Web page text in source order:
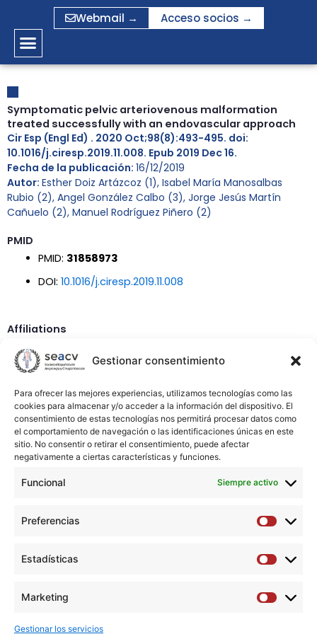
Gestionar consentimiento
Para ofrecer las mejores experiencias, utilizamos tecnologías como las
cookies para almacenar y/o acceder a la información del dispositivo. El
consentimiento de estas tecnologías nos permitirá procesar datos como
el comportamiento de navegación o las identificaciones únicas en este
sitio. No consentir o retirar el consentimiento, puede afectar
negativamente a ciertas características y funciones.
Funcional Siempre activo
Preferencias
Estadísticas
Marketing
Gestionar los servicios
contenido
Webmail → Acceso socios →
Symptomatic pelvic arteriovenous malformation
treated successfully with an endovascular approach
Cir Esp (Engl Ed) . 2020 Oct;98(8):493-495. doi:
10.1016/j.ciresp.2019.11.008. Epub 2019 Dec 16.
Fecha de la publicación: 16/12/2019
Autor: Esther Doiz Artázcoz (1), Isabel María Manosalbas
Rubio (2), Angel González Calbo (3), Jorge Jesús Martín
Cañuelo (2), Manuel Rodríguez Piñero (2)
PMID
PMID: 31858973
DOI: 10.1016/j.ciresp.2019.11.008
Affiliations
Universitario Puerta del Mar, Cádiz, España. Electronic
UGC de Angiología y Cirugía Vascular, Hospital
Universitario Puerta del Mar, Cádiz, España.
Atención Primaria y Comunitaria, C.S. Medina Sidonia,
Cádiz, España.
Abstract
No abstract available